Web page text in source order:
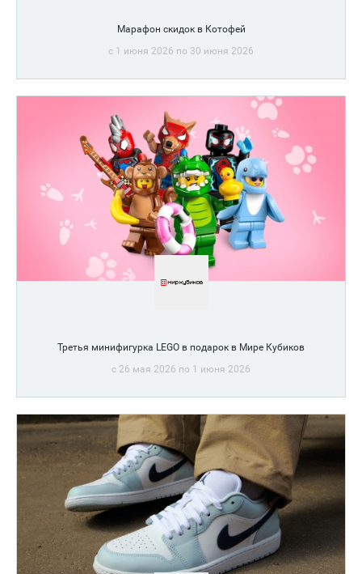
Марафон скидок в Котофей
c 1 июня 2026 по 30 июня 2026
Третья минифигурка LEGO в подарок в Мире Кубиков
c 26 мая 2026 по 1 июня 2026